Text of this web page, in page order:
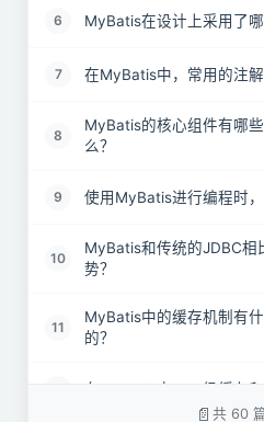
6 MyBatis在设计上采用了哪
7 在MyBatis中，常用的注解
8
MyBatis的核心组件有哪
么？
9 使用MyBatis进行编程时
10
MyBatis和传统的JDBC相
势？
11
MyBatis中的缓存机制有
的？
在MyBatis中，一级缓存
共 60